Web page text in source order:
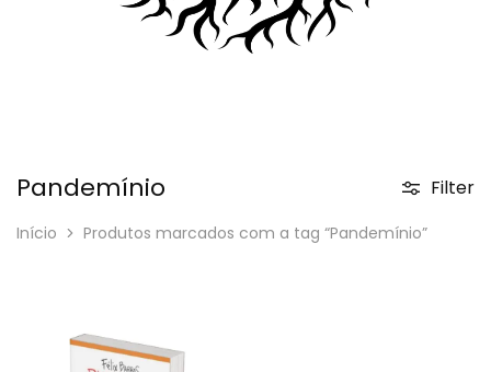
Pandemínio
Início Produtos marcados com a tag “Pandemínio”
Filter